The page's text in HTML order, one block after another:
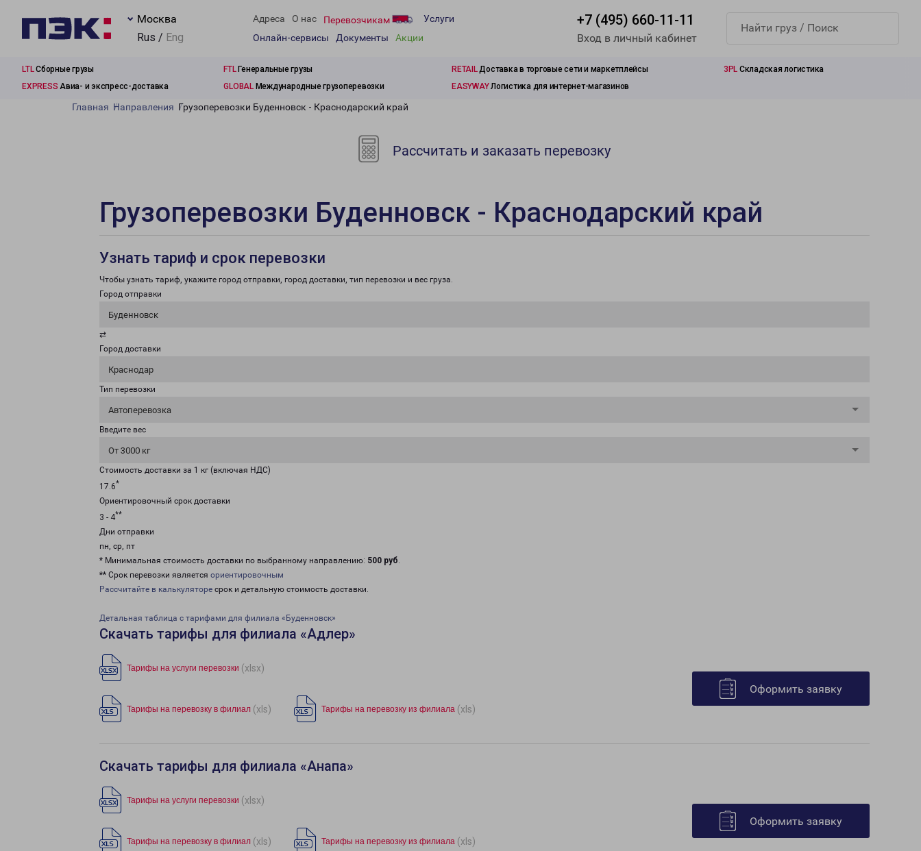
Москва
Rus / Eng
Адреса О нас Перевозчикам
Услуги
Онлайн-сервисы
Документы Акции
+7 (495) 660-11-11
Вход в личный кабинет
LTLСборные грузы FTLГенеральные грузы RETAILДоставка в торговые сети и маркетплейсы 3PL Складская логистика
EXPRESS Авиа- и экспресс-доставка GLOBALМеждународные грузоперевозки EASYWAYЛогистика для интернет-магазинов
Главная Направления Грузоперевозки Буденновск - Краснодарский край
Рассчитать и заказать перевозку
Грузоперевозки Буденновск - Краснодарский край
Узнать тариф и срок перевозки
Чтобы узнать тариф, укажите город отправки, город доставки, тип перевозки и вес груза.
Город отправки
Буденновск
⇄
Город доставки
Краснодар
Тип перевозки
Автоперевозка
Введите вес
От 3000 кг
Стоимость доставки за 1 кг (включая НДС)
17.6*
Ориентировочный срок доставки
3 - 4**
Дни отправки
пн, ср, пт
* Минимальная стоимость доставки по выбранному направлению: 500 руб.
** Срок перевозки является ориентировочным
Рассчитайте в калькуляторе срок и детальную стоимость доставки.
Детальная таблица с тарифами для филиала «Буденновск»
Скачать тарифы для филиала «Адлер»
Тарифы на услуги перевозки (xlsx)
Тарифы на перевозку в филиал (xls) Тарифы на перевозку из филиала (xls)
Оформить заявку
Скачать тарифы для филиала «Анапа»
Тарифы на услуги перевозки (xlsx)
Тарифы на перевозку в филиал (xls) Тарифы на перевозку из филиала (xls)
Оформить заявку